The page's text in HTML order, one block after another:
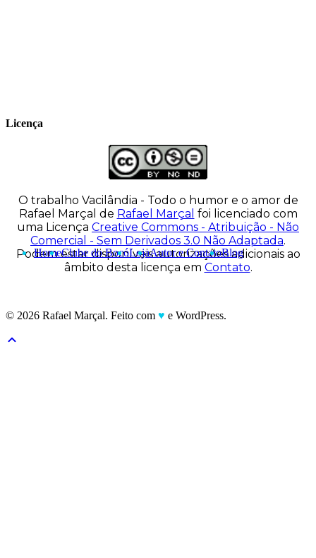
Licença
O trabalho Vacilândia - Todo o humor e o amor de
Rafael Marçal de Rafael Marçal foi licenciado com
uma Licença Creative Commons - Atribuição - Não
Comercial - Sem Derivados 3.0 Não Adaptada.
Podem estar disponíveis autorizações adicionais ao
âmbito desta licença em Contato.
HomeClube do BocóLojaAutor e ContatoBlog
© 2026 Rafael Marçal. Feito com ♥ e WordPress.